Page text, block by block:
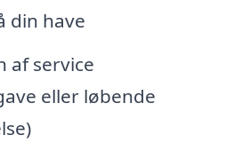
din have
af service
eller løbende